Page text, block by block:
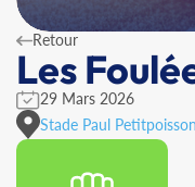
Retour
Les
29 Mars 2026
Stade Paul